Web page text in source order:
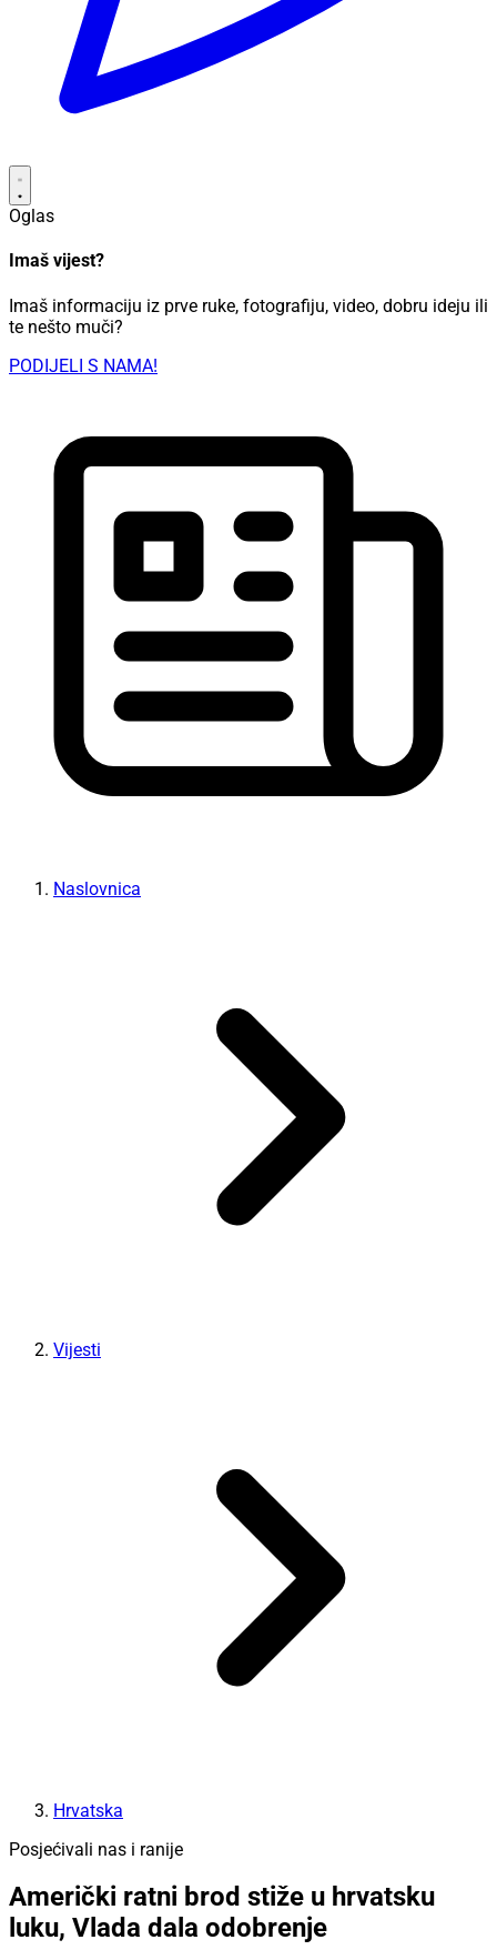
Oglas
Imaš vijest?
Imaš informaciju iz prve ruke, fotografiju, video, dobru ideju ili
te nešto muči?
PODIJELI S NAMA!
Naslovnica
Vijesti
Hrvatska
Posjećivali nas i ranije
Američki ratni brod stiže u hrvatsku
luku, Vlada dala odobrenje